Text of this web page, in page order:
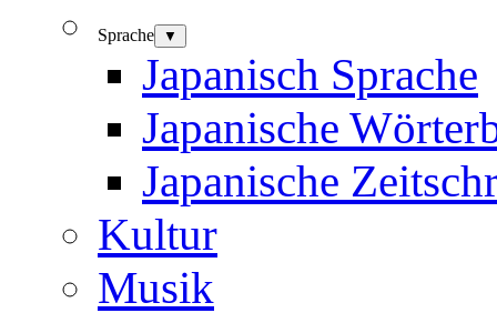
Sprache ▼
Japanisch Sprache
Japanische
Japanische
Kultur
Musik